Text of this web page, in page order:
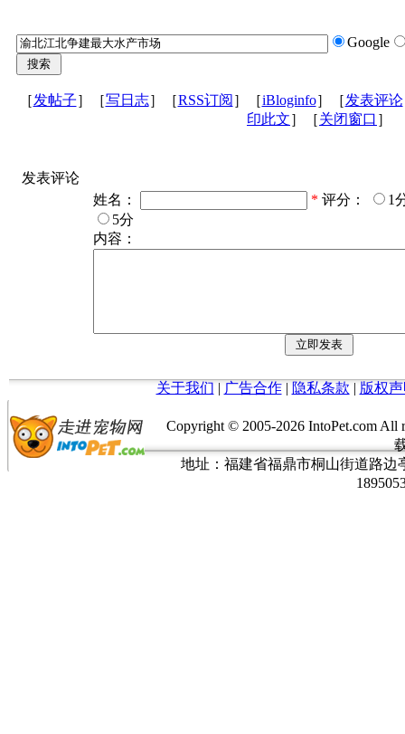
Google
［发帖子］［写日志］［RSS订阅 ］［iBloginfo］［发表评论
印此文］［关闭窗口 ］
发表评论
姓名：
* 评分：
1
5分
内容：
关于我们 | 广告合作| 隐私条款 | 版权
Copyright © 2005-2026 IntoPet.com
地址：福建省福鼎市桐山街道路边